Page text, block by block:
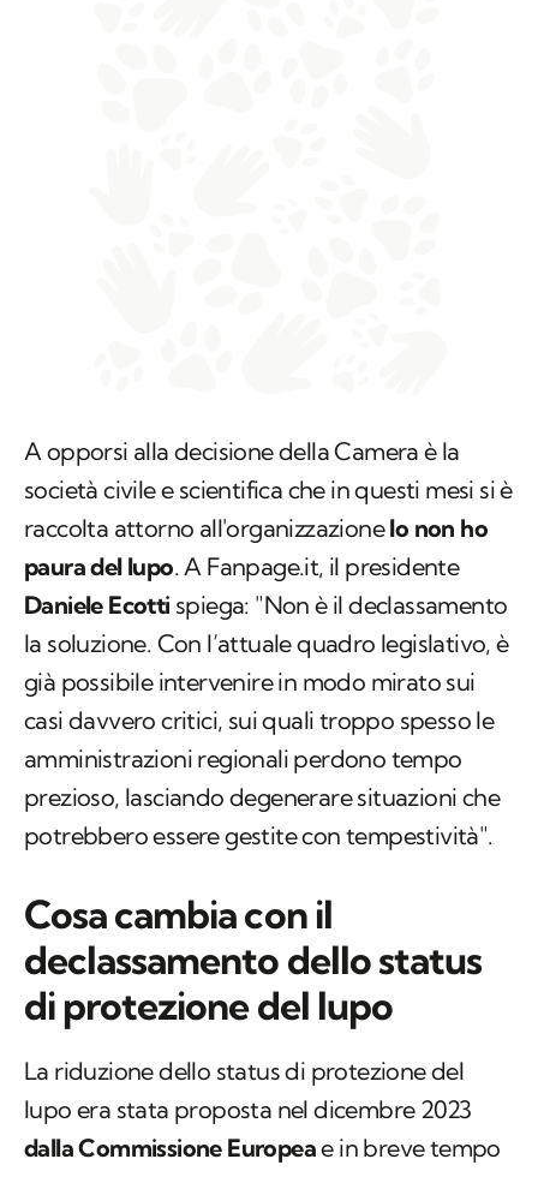
A opporsi alla decisione della Camera è la
società civile e scientifica che in questi mesi si è
raccolta attorno all'organizzazioneIo non ho
paura del lupo. A Fanpage.it, il presidente
Daniele Ecotti spiega: "Non è il declassamento
la soluzione. Con l’attuale quadro legislativo, è
già possibile intervenire in modo mirato sui
casi davvero critici, sui quali troppo spesso le
amministrazioni regionali perdono tempo
prezioso, lasciando degenerare situazioni che
potrebbero essere gestite con tempestività".
Cosa cambia con il
declassamento dello status
di protezione del lupo
La riduzione dello status di protezione del
lupo era stata proposta nel dicembre 2023
dalla Commissione Europeae in breve tempo